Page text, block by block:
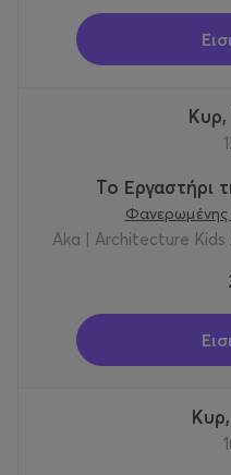
Το Εργαστήρι
Φανερωμένης
Aka | Architecture Kids